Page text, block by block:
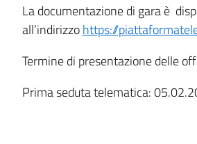
La documentazione di gara è
all’indirizzohttps://
Termine di presentazione delle
Prima seduta telematica: